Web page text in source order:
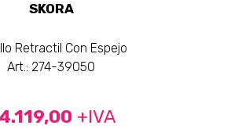
SKORA
Retractil Con Espejo
Art.: 274-39050
+IVA